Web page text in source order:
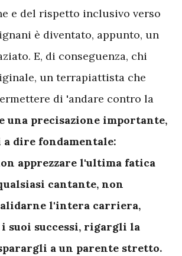
e del rispetto inclusivo verso
è diventato, appunto, un
E, di conseguenza, chi
un terrapiattista che
di 'andare contro la
una precisazione importante,
dire fondamentale:
apprezzare l'ultima fatica
cantante, non
l'intera carriera,
suoi successi, rigargli la
a un parente stretto.